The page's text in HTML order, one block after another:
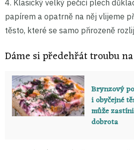
4. Klasický velký pečicí plech
papírem a opatrně na něj vlijeme
těsto, které se samo přirozeně
Dáme si předehřát troubu na
Brynzový
i obyčejné
může
dobrota